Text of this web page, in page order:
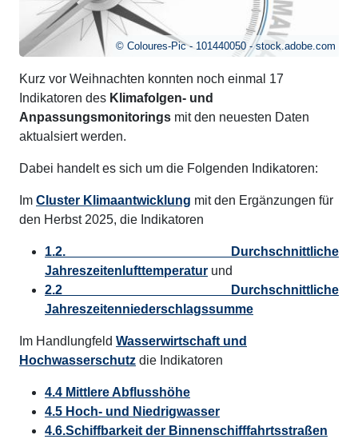
Coloures-Pic - 101440050 - stock.adobe.com
Kurz vor Weihnachten konnten noch einmal 17
Indikatoren des Klimafolgen- und
Anpassungsmonitorings mit den neuesten Daten
aktualsiert werden.
Dabei handelt es sich um die Folgenden Indikatoren:
Im Cluster Klimaantwicklung mit den Ergänzungen für
den Herbst 2025, die Indikatoren
1.2. Durchschnittliche
Jahreszeitenlufttemperatur und
2.2 Durchschnittliche
Jahreszeitenniederschlagssumme
Im Handlungfeld Wasserwirtschaft und
Hochwasserschutz die Indikatoren
4.4 Mittlere Abflusshöhe
4.5 Hoch- und Niedrigwasser
4.6.Schiffbarkeit der Binnenschifffahrtsstraßen